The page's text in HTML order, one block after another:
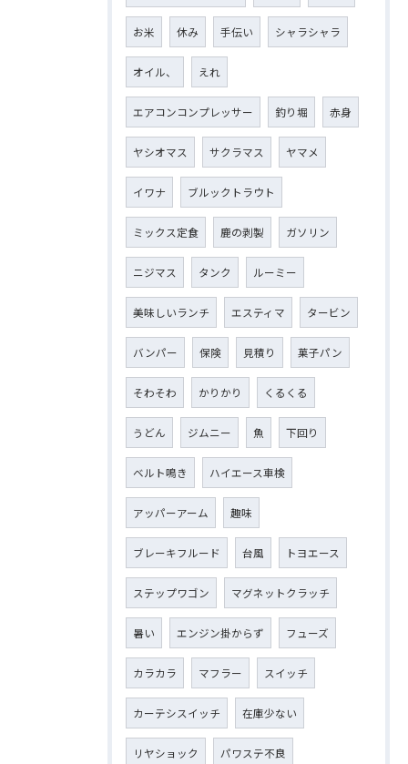
お米 休み 手伝い シャラシャラ
オイル、 えれ
エアコンコンプレッサー 釣り堀 赤身
ヤシオマス サクラマス ヤマメ
イワナ ブルックトラウト
ミックス定食 鹿の剥製 ガソリン
ニジマス タンク ルーミー
美味しいランチ エスティマ タービン
バンパー 保険 見積り 菓子パン
そわそわ かりかり くるくる
うどん ジムニー 魚 下回り
ベルト鳴き ハイエース車検
アッパーアーム 趣味
ブレーキフルード 台風 トヨエース
ステップワゴン マグネットクラッチ
暑い エンジン掛からず フューズ
カラカラ マフラー スイッチ
カーテシスイッチ 在庫少ない
リヤショック パワステ不良